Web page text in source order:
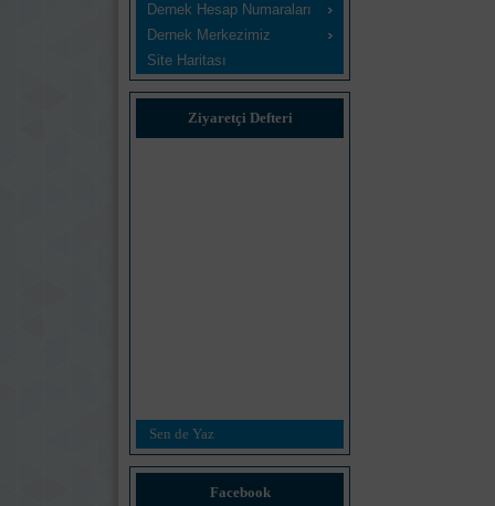
Dernek Hesap Numaraları
Dernek Merkezimiz
Site Haritası
Ziyaretçi Defteri
Sen de Yaz
Facebook